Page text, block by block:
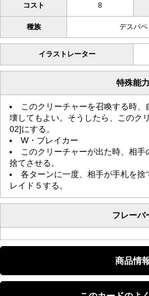
コスト 8
種族 デスパ
イラストレーター
特殊能力
このクリーチャーを召喚する時
壊してもよい。そうしたら、このク
02]にする。
W・ブレイカー
このクリーチャーが出た時、相手
捨てさせる。
各ターンに一度、相手が手札を捨
レイド５する。
フレーバ
商品情